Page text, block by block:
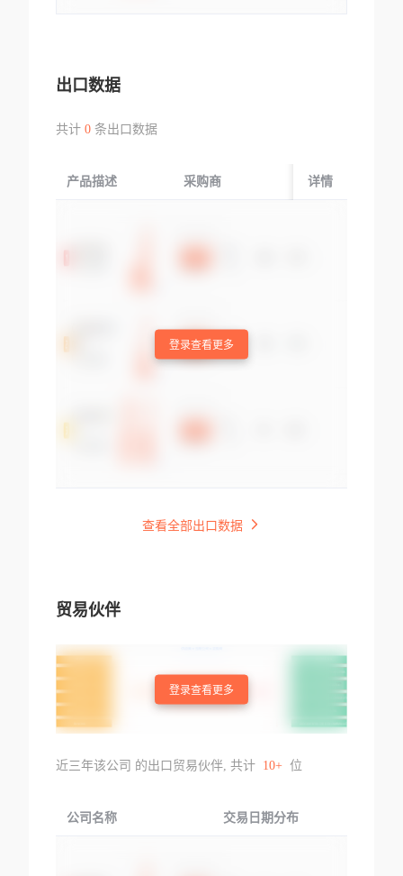
出口数据
共计 0条出口数据
产品描述 采购商 起运国/地区
详情
登录查看更多
查看全部出口数据
贸易伙伴
登录查看更多
近三年该公司 的出口贸易伙伴, 共计 10+ 位
公司名称 交易日期分布